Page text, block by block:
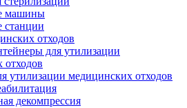
машины
станции
отходов
для утилизации
отходов
утилизации медицинских отходов
декомпрессия